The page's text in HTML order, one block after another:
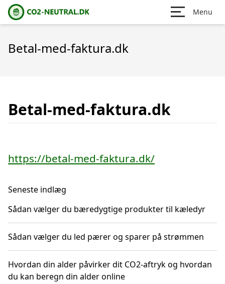
Menu
Betal-med-faktura.dk
Betal-med-faktura.dk
https://betal-med-faktura.dk/
Seneste indlæg
Sådan vælger du bæredygtige produkter til kæledyr
Sådan vælger du led pærer og sparer på strømmen
Hvordan din alder påvirker dit CO2-aftryk og hvordan
du kan beregn din alder online